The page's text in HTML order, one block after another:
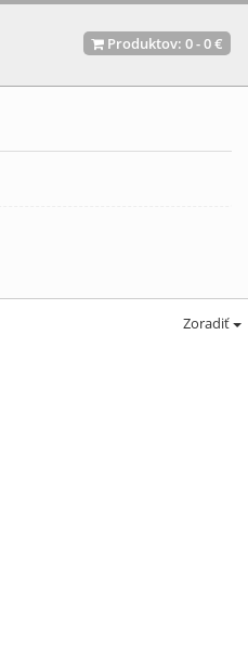
Produktov: 0-0 €
Zoradiť